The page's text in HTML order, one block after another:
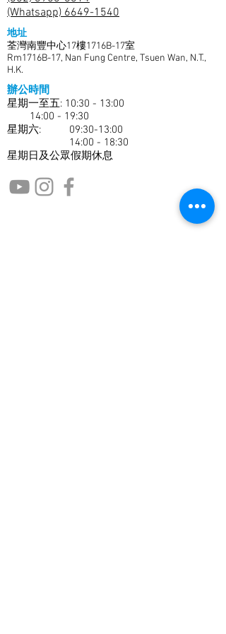
(Whatsapp) 6649-1540
地址
荃灣南豐中心17樓1716B-17室
Rm1716B-17, Nan Fung Centre, Tsuen Wan, N.T.,
H.K.
辦公時間
星期一至五: 10:30 - 13:00
14:00 - 19:30
​​星期六: 09:30-13:00
14:00 - 18:30
星期日及公眾假期休息